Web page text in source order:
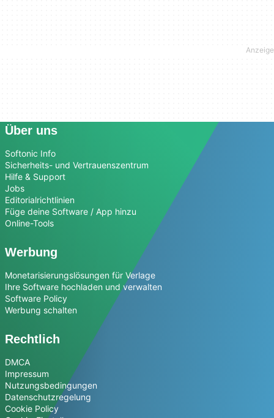
Über uns
Softonic Info
Sicherheits- und Vertrauenszentrum
Hilfe & Support
Jobs
Editorialrichtlinien
Füge deine Software / App hinzu
Online-Tools
Werbung
Monetarisierungslösungen für Verlage
Ihre Software hochladen und verwalten
Software Policy
Werbung schalten
Rechtlich
DMCA
Impressum
Nutzungsbedingungen
Datenschutzregelung
Cookie Policy